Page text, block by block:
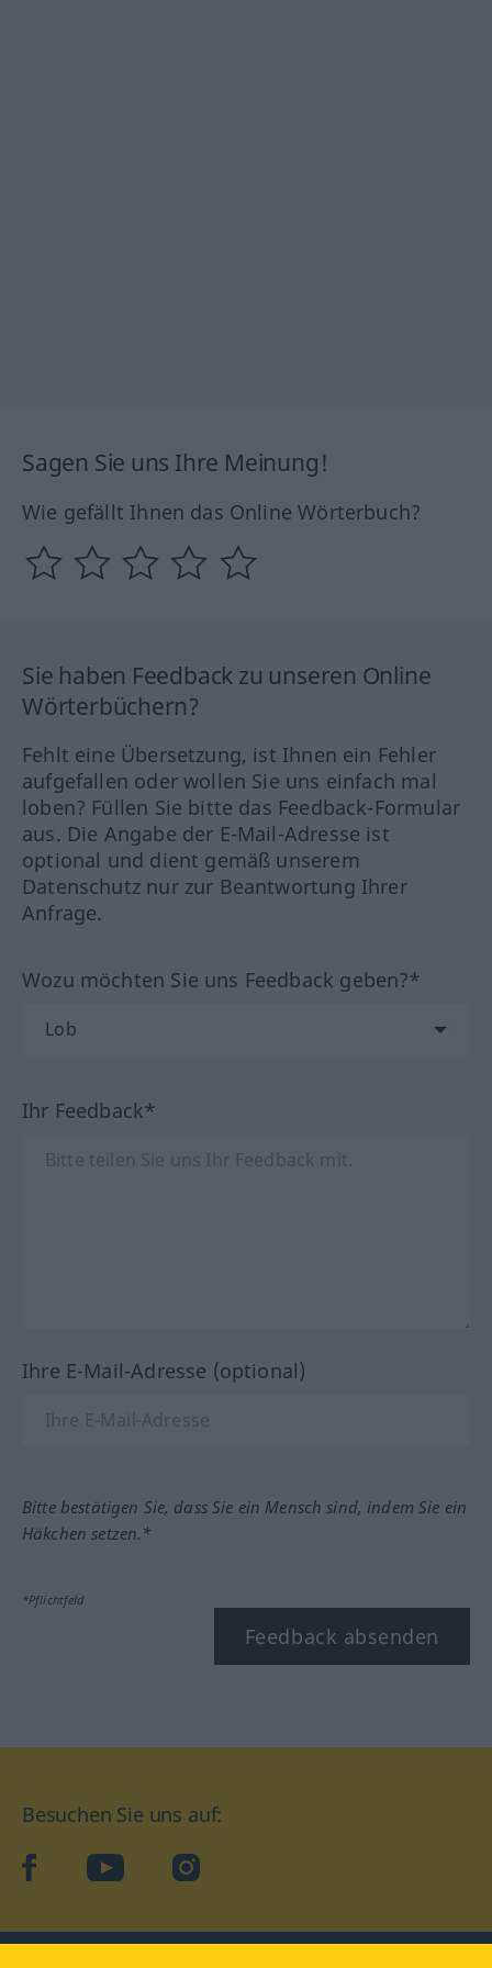
Sagen Sie uns Ihre Meinung!
Wie gefällt Ihnen das Online Wörterbuch?
Sie haben Feedback zu unseren Online
Wörterbüchern?
Fehlt eine Übersetzung, ist Ihnen ein Fehler
aufgefallen oder wollen Sie uns einfach mal
loben? Füllen Sie bitte das Feedback-Formular
aus. Die Angabe der E-Mail-Adresse ist
optional und dient gemäß unserem
Datenschutz nur zur Beantwortung Ihrer
Anfrage.
Wozu möchten Sie uns Feedback geben?*
Ihr Feedback*
Ihre E-Mail-Adresse (optional)
Bitte bestätigen Sie, dass Sie ein Mensch sind, indem Sie ein
Häkchen setzen.*
*Pflichtfeld
Feedback absenden
Besuchen Sie uns auf:
facebookYouTube Instagram